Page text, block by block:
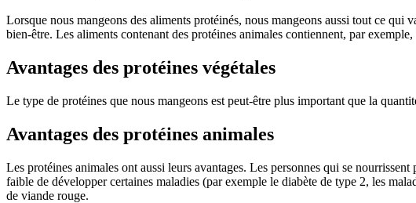
Lorsque nous mangeons des aliments protéinés, nous mangeons aussi tout ce
bien-être. Les aliments contenant des protéines animales contiennent, par
Avantages des protéines végétales
Le type de protéines que nous mangeons est peut-être plus important que la
Avantages des protéines animales
Les protéines animales ont aussi leurs avantages. Les personnes qui se
faible de développer certaines maladies (par exemple le diabète de type 2, les
de viande rouge.